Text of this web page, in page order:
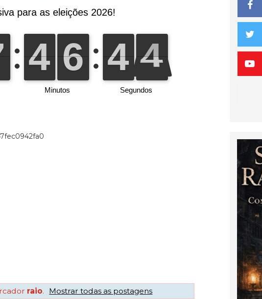
raio. Mostrar todas as postagens